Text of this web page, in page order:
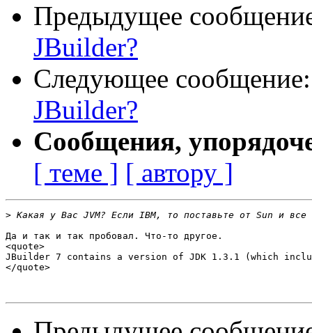
Предыдущее
JBuilder?
Следующее
JBuilder?
Сообщения,
[ теме ] [ автору ]
>
Да и так и так пробовал. Что-то другое.
<quote>
JBuilder 7 contains a version of JDK 1.3.1 (which
</quote>